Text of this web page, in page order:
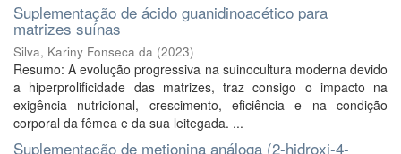
Suplementação de ácido guanidinoacético para
matrizes suínas
Silva, Kariny Fonseca da (2023)
Resumo: A evolução progressiva na suinocultura moderna devido
a hiperprolificidade das matrizes, traz consigo o impacto na
exigência nutricional, crescimento, eficiência e na condição
corporal da fêmea e da sua leitegada. ...
Suplementação de metionina análoga (2-hidroxi-4-